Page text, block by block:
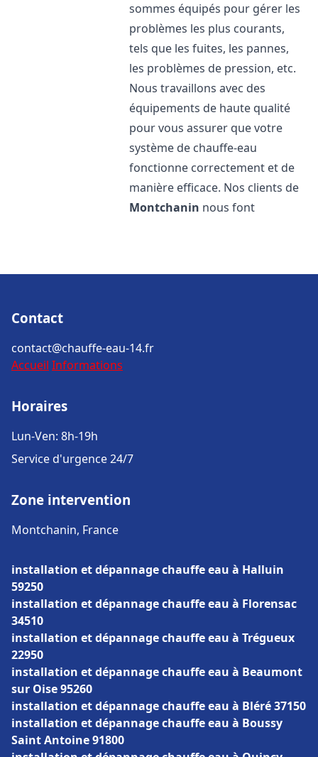
sommes équipés pour gérer les
problèmes les plus courants,
tels que les fuites, les pannes,
les problèmes de pression, etc.
Nous travaillons avec des
équipements de haute qualité
pour vous assurer que votre
système de chauffe-eau
fonctionne correctement et de
manière efficace. Nos clients de
Montchanin nous font
Contact
contact@chauffe-eau-14.fr
Accueil Informations
Horaires
Lun-Ven: 8h-19h
Service d'urgence 24/7
Zone intervention
Montchanin, France
installation et dépannage chauffe eau à Halluin
59250
installation et dépannage chauffe eau à Florensac
34510
installation et dépannage chauffe eau à Trégueux
22950
installation et dépannage chauffe eau à Beaumont
sur Oise 95260
installation et dépannage chauffe eau à Bléré 37150
installation et dépannage chauffe eau à Boussy
Saint Antoine 91800